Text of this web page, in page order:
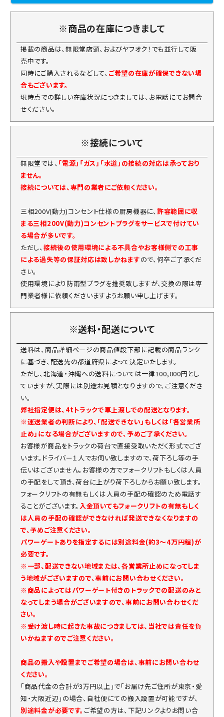
※商品の在庫につきまして
掲載の商品は、無限堂店頭、およびヤフオク！でも並行して販
売中です。
同時にご購入されるなどして、 ご希望の在庫が確保できない場
合もございます。
現時点での詳しい在庫状況につきましては、お電話にてお問合
せください。
※接続について
無限堂では、 「電源」「ガス」「水道」の接続の対応は承っており
ません。
接続については、専門の業者にご依頼ください。
三相200V(動力)コンセント仕様の厨房機器に、許容範囲に収
まる三相200V(動力)コンセントプラグをサービスで付けてい
る場合が多いです。
ただし、接続後の使用環境による不具合やお客様側での工事
による過失等の保証対応は致しかねますので、何卒ご了承くだ
さい。
使用環境により防雨型プラグを推奨致しますが、交換の際は専
門業者様に依頼くださいますようお願い申し上げます。
※送料・配送について
送料は、商品詳細ページの商品値段下部に記載の商品ランク
に基づき、配送先の都道府県によって決定いたします。
ただし、北海道・沖縄への送料については一律100,000円とし
ていますが、実際には別途お見積となりますので、ご注意くださ
い。
弊社指定便は、4tトラックで車上渡しでの配送となります。
※運送業者の判断により、「配送できない」もしくは「各営業所
止め」になる場合がございますので、予めご了承ください。
お客様が商品をトラックの荷台で直接受取いただく形式でござ
います。ドライバー１人でお伺い致しますので、荷下ろし等の手
伝いはございません。お客様の方でフォークリフトもしくは人員
の手配をして頂き、荷台に上がり荷下ろしからお願い致します。
フォークリフトの有無もしくは人員の手配の確認のため電話す
ることがございます。 入金頂いてもフォークリフトの有無もしく
は人員の手配の確認ができなければ発送できなくなりますの
で、予めご注意ください。
パワーゲートありを指定するには別途料金(約3～4万円程)が
必要です。
※一部、配送できない地域または、各営業所止めになってしま
う地域がございますので、事前にお問い合わせください。
※商品によってはパワーゲート付きのトラックでの配送のみと
なってしまう場合がございますので、事前にお問い合わせくだ
さい。
※受け渡し時に起きた事故につきましては、当社では責任を負
いかねますのでご注意ください。
商品の搬入や設置までご希望の場合は、事前にお問い合わせ
ください。
「商品代金の合計が3万円以上」で「お届け先ご住所が東京・愛
知・大阪近辺」の場合、自社便にての搬入設置が可能ですが、
別途料金が必要です。 ご希望の方は、下記リンクよりお問い合